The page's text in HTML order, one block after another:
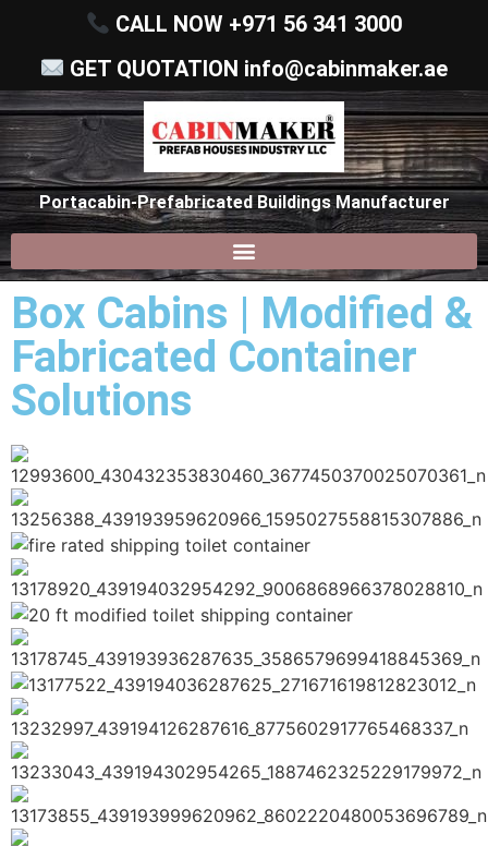
CALL NOW +971 56 341 3000
GET QUOTATION info@cabinmaker.ae
Portacabin-Prefabricated Buildings Manufacturer
Box Cabins | Modified &
Fabricated Container
Solutions